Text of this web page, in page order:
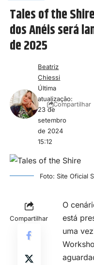
Tales of the
dos Anéis será
de 2025
Última
atualização:
23 de
setembro
de 2024
15:12
Beatriz
Chiessi
Compartilhar
Foto: Site Oficial
Compartilhar
O
está
uma